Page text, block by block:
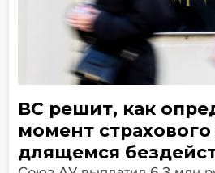
ВС решит, как
момент страхового
длящемся